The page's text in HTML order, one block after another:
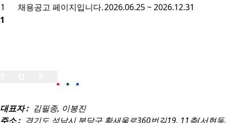
1
채용공고 페이지입니다.2026.06.25~2026.12.31
1
대표자 : 김필종, 이봉진
주소 : 경기도 성남시 분당구 황새울로360번길19, 11층(서현동,